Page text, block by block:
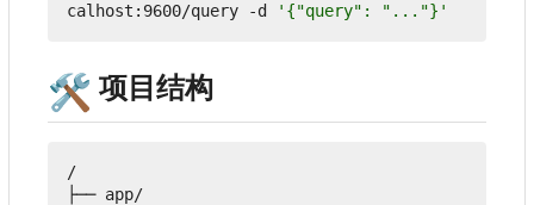
calhost:9600/query -d
'{"query": "..."}'
🛠️ 项目结构
/
├── app/